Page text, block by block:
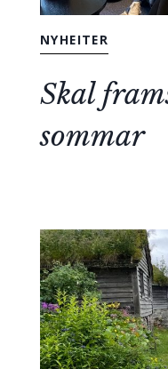
NYHEITER
Skal
sommar